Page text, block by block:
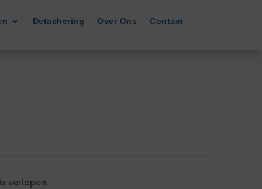
Detachering Over Ons Contact
verlopen.